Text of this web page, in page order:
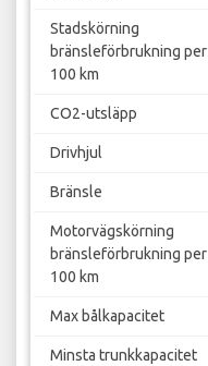
Stadskörning
bränsleförbrukning per
100 km
CO2-utsläpp
Drivhjul
Bränsle
Motorvägskörning
bränsleförbrukning per
100 km
Max bålkapacitet
Minsta trunkkapacitet